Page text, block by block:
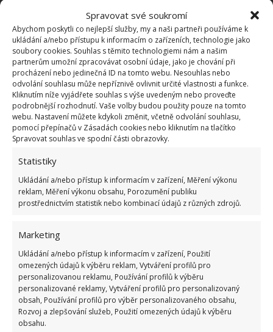
Spravovat své soukromí
Abychom poskytli co nejlepší služby, my a naši partneři používáme k
ukládání a/nebo přístupu k informacím o zařízeních, technologie jako
soubory cookies. Souhlas s těmito technologiemi nám a našim
partnerům umožní zpracovávat osobní údaje, jako je chování při
procházení nebo jedinečná ID na tomto webu. Nesouhlas nebo
odvolání souhlasu může nepříznivě ovlivnit určité vlastnosti a funkce.
Kliknutím níže vyjádřete souhlas s výše uvedeným nebo proveďte
podrobnější rozhodnutí. Vaše volby budou použity pouze na tomto
webu. Nastavení můžete kdykoli změnit, včetně odvolání souhlasu,
pomocí přepínačů v Zásadách cookies nebo kliknutím na tlačítko
Spravovat souhlas ve spodní části obrazovky.
Statistiky
Ukládání a/nebo přístup k informacím v zařízení, Měření výkonu
reklam, Měření výkonu obsahu, Porozumění publiku
prostřednictvím statistik nebo kombinací údajů z různých zdrojů.
Marketing
Ukládání a/nebo přístup k informacím v zařízení, Použití
omezených údajů k výběru reklam, Vytváření profilů pro
personalizovanou reklamu, Používání profilů k výběru
personalizované reklamy, Vytváření profilů pro personalizovaný
obsah, Používání profilů pro výběr personalizovaného obsahu,
Rozvoj a zlepšování služeb, Použití omezených údajů k výběru
obsahu.
Snížení energetické náročnosti budov
Většina českých obytných budov v současnosti
energetický standard nesplňuje. Některé domy jsou
zateplené jen částečně, jiné vůbec. Aby ČR dodržela
Směrnici Evropské unie, bude se u nás muset
zrychlit renovační tempo.Stejně tak bude nutné
zaměřit se na komplexnost
a kvalitu renovací.
Cílem je snížení energetické náročnosti budov a
výměna zdroje energie za bezemisní (solární
elektrárna, biomasa, tepelné čerpadlo).
předpokládá se, že kolem roku 2050 bude
fotovoltaika prakticky na všech budovách, u nichž je
to technicky možné. V současnosti je možné čerpat
dotace jakna zateplení domu, tak na pořízení FVE
či výměnu oken, a to z programu Nová zelená
úsporám. Dotace může pokrýt až polovinu nákladů.